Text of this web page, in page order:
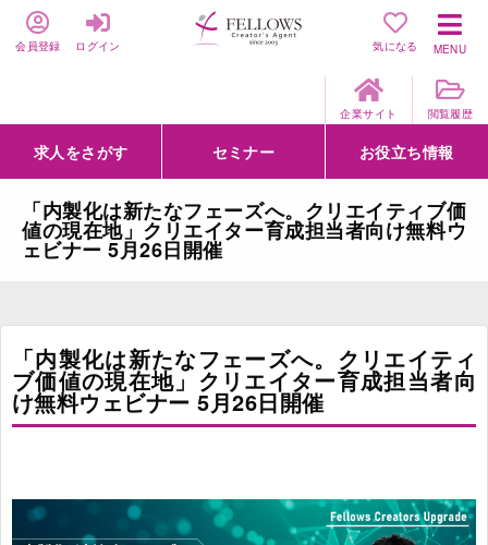
会員登録 ログイン 気になる MENU
企業サイト 閲覧履歴
求人をさがす
詳細条件からさがす
求人特集からさがす
セミナー
セミナーをさがす
クリエイティブNEXT
クリエイターズファーム
e-ラーニング
Fellows Creative Academy
企業研修
お役立ち情報
お役立ち情報一覧
聞くは一時、聞かぬは一生
クリエイターのお仕事図鑑
クリエイターの声
Q&A
企業様向けお役立ち情報
「内製化は新たなフェーズへ。クリエイティブ価
値の現在地」クリエイター育成担当者向け無料ウ
ェビナー 5月26日開催
「内製化は新たなフェーズへ。クリエイティ
ブ価値の現在地」クリエイター育成担当者向
け無料ウェビナー 5月26日開催